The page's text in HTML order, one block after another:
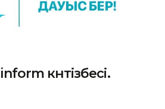
күнтізбесі.